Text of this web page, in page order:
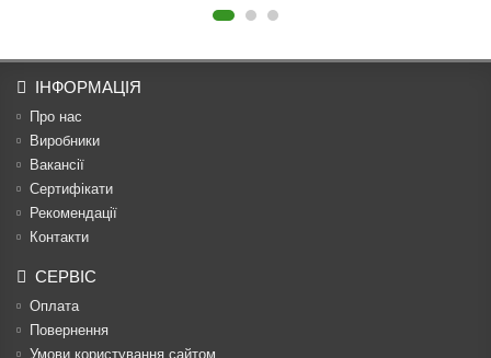
ІНФОРМАЦІЯ
Про нас
Виробники
Вакансії
Сертифікати
Рекомендації
Контакти
СЕРВІС
Оплата
Повернення
Умови користування сайтом